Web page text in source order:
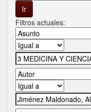
Filtros actuales: